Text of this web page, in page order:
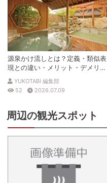
源泉かけ流しとは？定義・類似表
現との違い・メリット・デメリッ
トを解説
YUKOTABI 編集部
52
2026.07.09
周辺の観光スポット